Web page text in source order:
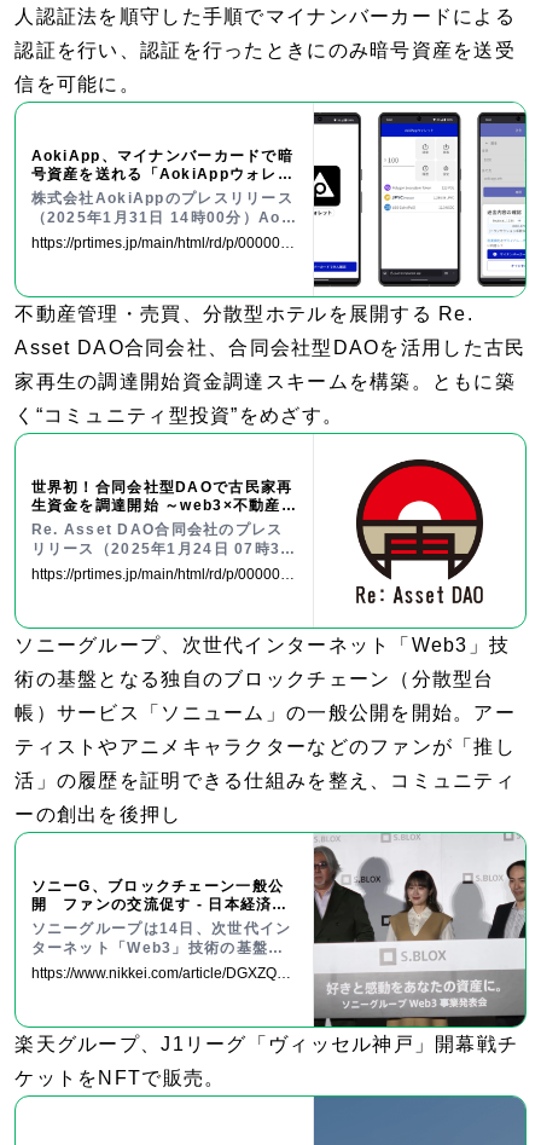
人認証法を順守した手順でマイナンバーカードによる
認証を行い、認証を行ったときにのみ暗号資産を送受
信を可能に。
AokiApp、マイナンバーカードで暗
号資産を送れる「AokiAppウォレッ
ト」を発表
株式会社AokiAppのプレスリリース
（2025年1月31日 14時00分）Aoki
App、マイナンバーカードで暗号資
https://prtimes.jp/main/html/rd/p/0000000
不動産管理・売買、分散型ホテルを展開する Re.
Asset DAO合同会社、合同会社型DAOを活用した古民
家再生の調達開始資金調達スキームを構築。ともに築
く“コミュニティ型投資”をめざす。
世界初！合同会社型DAOで古民家再
生資金を調達開始 ～web3×不動産で
新たな資金調達モデルを構築～
Re. Asset DAO合同会社のプレス
リリース（2025年1月24日 07時30
分）世界初！合同会社型DAOで古民
https://prtimes.jp/main/html/rd/p/0000000
ソニーグループ、次世代インターネット「Web3」技
術の基盤となる独自のブロックチェーン（分散型台
帳）サービス「ソニューム」の一般公開を開始。アー
ティストやアニメキャラクターなどのファンが「推し
活」の履歴を証明できる仕組みを整え、コミュニティ
ーの創出を後押し
ソニーG、ブロックチェーン一般公
開 ファンの交流促す - 日本経済新
聞
ソニーグループは14日、次世代イン
ターネット「Web3」技術の基盤と
なる独自のブロックチェーン（分散
ティストやアニメキャラクターなど
のファンが「推し活」の履歴を証明
できる仕組みを整え、コミュニティ
ーの創出を後押しする。シンガポー
https://www.nikkei.com/article/DGXZQOU
楽天グループ、J1リーグ「ヴィッセル神戸」開幕戦チ
ケットをNFTで販売。